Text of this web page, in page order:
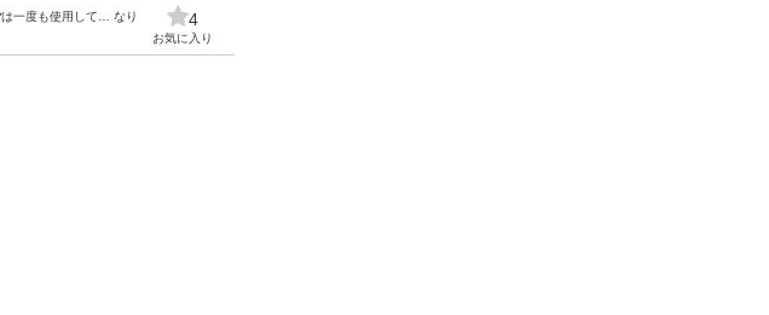
は一度も使用して… なり
4
お気に入り